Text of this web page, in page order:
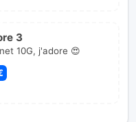
3
10G, j'adore 😍